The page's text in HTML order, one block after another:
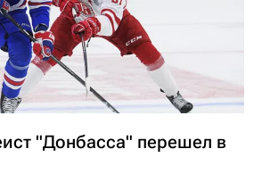
"Донбасса" перешел в